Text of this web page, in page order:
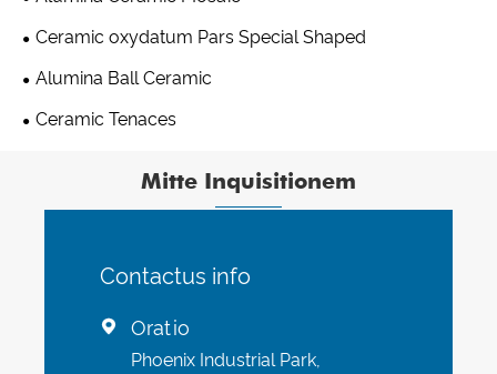
Ceramic oxydatum Pars Special Shaped
Alumina Ball Ceramic
Ceramic Tenaces
Mitte Inquisitionem
Contactus info
 Oratio
Phoenix Industrial Park,